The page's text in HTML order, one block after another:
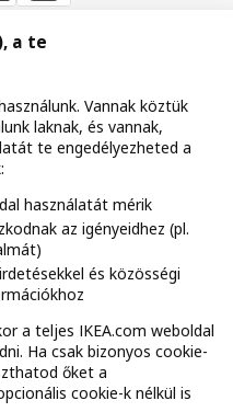
HU
Együtt a biztonságért
a te
Vannak köztük
laknak, és vannak,
te engedélyezheted a
használatát mérik
az igényeidhez (pl.
és közösségi
a teljes IKEA.com weboldal
Ha csak bizonyos cookie-
őket a
cookie-k nélkül is